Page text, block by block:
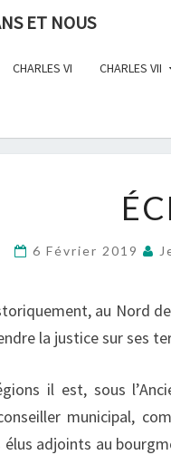
ET NOUS
CHARLES VI CHARLES VII
6 Février 2019
au Nord
la justice sur ses
il est, sous
municipal,
adjoints au